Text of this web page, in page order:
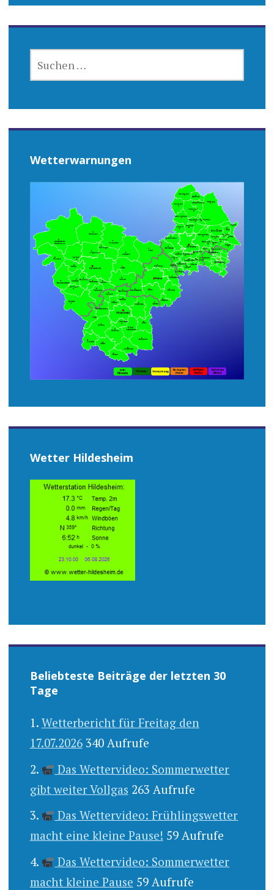
NACH:
Wetterwarnungen
Wetter Hildesheim
Beliebteste Beiträge der letzten 30
Tage
Wetterbericht für Freitag den
17.07.2026 340 Aufrufe
Das Wettervideo: Sommerwetter
gibt weiter Vollgas 263 Aufrufe
Das Wettervideo: Frühlingswetter
macht eine kleine Pause! 59 Aufrufe
Das Wettervideo: Sommerwetter
macht kleine Pause 59 Aufrufe